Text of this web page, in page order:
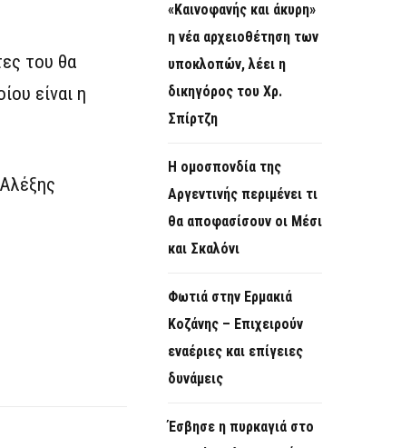
του θα
είναι η
«Καινοφανής και άκυρη»
η νέα αρχειοθέτηση των
υποκλοπών, λέει η
δικηγόρος του Χρ.
Σπίρτζη
Η ομοσπονδία της
Αργεντινής περιμένει τι
θα αποφασίσουν οι Μέσι
και Σκαλόνι
Φωτιά στην Ερμακιά
Κοζάνης – Επιχειρούν
εναέριες και επίγειες
δυνάμεις
Έσβησε η πυρκαγιά στο